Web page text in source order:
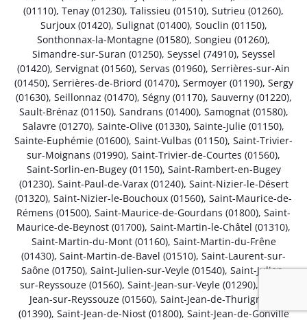
(01110), Tenay (01230), Talissieu (01510), Sutrieu (01260),
Surjoux (01420), Sulignat (01400), Souclin (01150),
Sonthonnax-la-Montagne (01580), Songieu (01260),
Simandre-sur-Suran (01250), Seyssel (74910), Seyssel
(01420), Servignat (01560), Servas (01960), Serrières-sur-Ain
(01450), Serrières-de-Briord (01470), Sermoyer (01190), Sergy
(01630), Seillonnaz (01470), Ségny (01170), Sauverny (01220),
Sault-Brénaz (01150), Sandrans (01400), Samognat (01580),
Salavre (01270), Sainte-Olive (01330), Sainte-Julie (01150),
Sainte-Euphémie (01600), Saint-Vulbas (01150), Saint-Trivier-
sur-Moignans (01990), Saint-Trivier-de-Courtes (01560),
Saint-Sorlin-en-Bugey (01150), Saint-Rambert-en-Bugey
(01230), Saint-Paul-de-Varax (01240), Saint-Nizier-le-Désert
(01320), Saint-Nizier-le-Bouchoux (01560), Saint-Maurice-de-
Rémens (01500), Saint-Maurice-de-Gourdans (01800), Saint-
Maurice-de-Beynost (01700), Saint-Martin-le-Châtel (01310),
Saint-Martin-du-Mont (01160), Saint-Martin-du-Frêne
(01430), Saint-Martin-de-Bavel (01510), Saint-Laurent-sur-
Saône (01750), Saint-Julien-sur-Veyle (01540), Saint-Julien-
sur-Reyssouze (01560), Saint-Jean-sur-Veyle (01290),
Jean-sur-Reyssouze (01560), Saint-Jean-de-Thurigneux
(01390), Saint-Jean-de-Niost (01800), Saint-Jean-de-Gonville